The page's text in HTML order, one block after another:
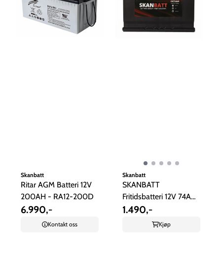
Skanbatt
Ritar AGM Batteri 12V
200AH - RA12-200D
6.990,-
Kontakt oss
Skanbatt
SKANBATT
Fritidsbatteri 12V 74AH
680CC
1.490,-
Kjøp